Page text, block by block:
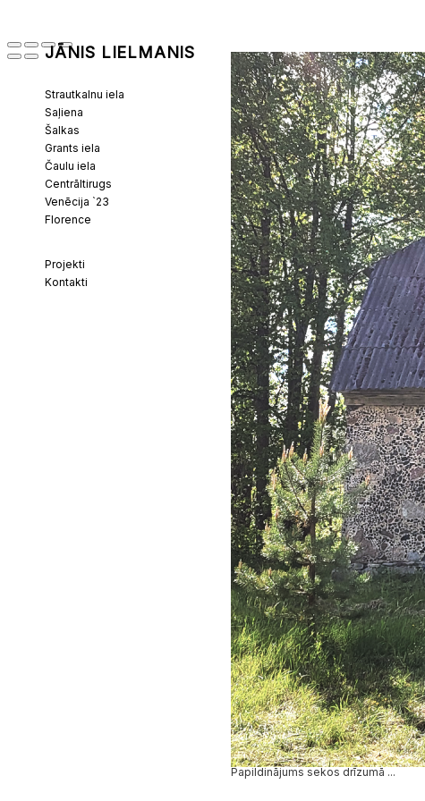
JĀNIS LIELMANIS
Projekti
Strautkalnu iela
Saļiena
Šalkas
Čaulu iela
Grants iela
Venēcija `23
Centrāltirugs
Florence
Kontakti
Papildinājums sekos drīzumā ...